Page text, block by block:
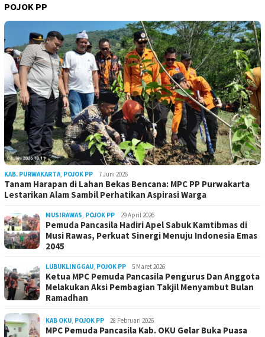
POJOK PP
KAB. PURWAKARTA, POJOK PP 7 Juni 2026
Tanam Harapan di Lahan Bekas Bencana: MPC PP Purwakarta
Lestarikan Alam Sambil Perhatikan Aspirasi Warga
MUSIRAWAS, POJOK PP 29 April 2026
Pemuda Pancasila Hadiri Apel Sabuk Kamtibmas di
Musi Rawas, Perkuat Sinergi Menuju Indonesia Emas
2045
LUBUKLINGGAU, POJOK PP 5 Maret 2026
Ketua MPC Pemuda Pancasila Pengurus Dan Anggota
Melakukan Aksi Pembagian Takjil Menyambut Bulan
Ramadhan
KAB OKU, POJOK PP 28 Februari 2026
MPC Pemuda Pancasila Kab. OKU Gelar Buka Puasa